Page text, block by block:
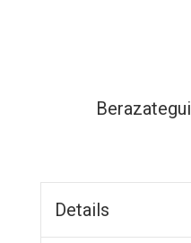
Berazategui
Details